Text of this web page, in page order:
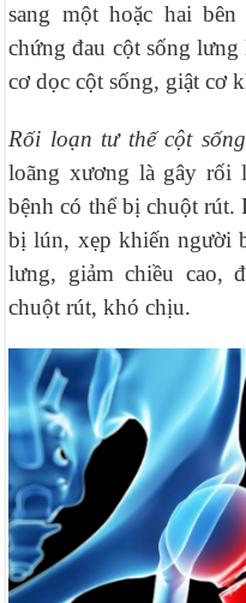
sang một hoặc hai
chứng đau cột sống
cơ dọc cột sống, giật cơ
Rối loạn tư thế cột
loãng xương là gây rối
bệnh có thể bị chuột rút.
bị lún, xẹp khiến người
lưng, giảm chiều cao,
chuột rút, khó chịu.